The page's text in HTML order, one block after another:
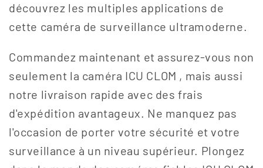
découvrez les multiples applications de
cette caméra de surveillance ultramoderne.
Commandez maintenant et assurez-vous non
seulement la caméra ICU CLOM , mais aussi
notre livraison rapide avec des frais
d'expédition avantageux. Ne manquez pas
l'occasion de porter votre sécurité et votre
surveillance à un niveau supérieur. Plongez